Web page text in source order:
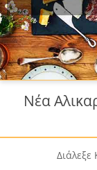
Νέα